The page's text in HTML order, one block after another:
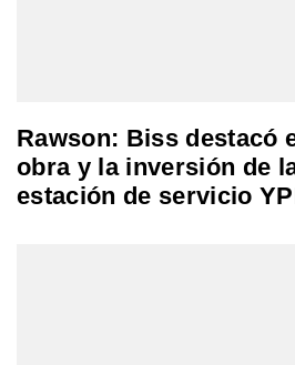
Rawson: Biss destacó
obra y la inversión de
estación de servicio